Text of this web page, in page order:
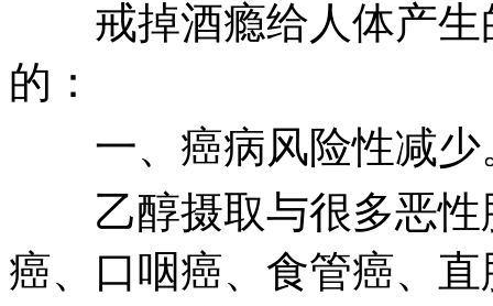
戒掉酒瘾给人体产生
的：
一、癌病风险性减少
乙醇摄取与很多恶性
癌、口咽癌、食管癌、